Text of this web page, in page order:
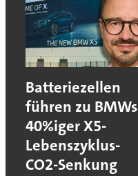
Batteriezellen
führen zu BMWs
40%iger X5-
Lebenszyklus-
CO2-Senkung